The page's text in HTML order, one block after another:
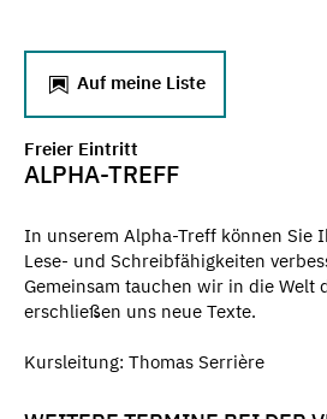
Auf meine Liste
Freier Eintritt
ALPHA-TREFF
In unserem Alpha-Treff können Sie
Lese- und Schreibfähigkeiten
Gemeinsam tauchen wir in die Welt
erschließen uns neue Texte.
Kursleitung: Thomas Serrière